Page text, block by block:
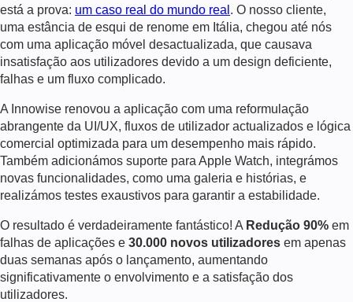
está a prova: um caso real do mundo real . O nosso cliente,
uma estância de esqui de renome em Itália, chegou até nós
com uma aplicação móvel desactualizada, que causava
insatisfação aos utilizadores devido a um design deficiente,
falhas e um fluxo complicado.
A Innowise renovou a aplicação com uma reformulação
abrangente da UI/UX, fluxos de utilizador actualizados e lógica
comercial optimizada para um desempenho mais rápido.
Também adicionámos suporte para Apple Watch, integrámos
novas funcionalidades, como uma galeria e histórias, e
realizámos testes exaustivos para garantir a estabilidade.
O resultado é verdadeiramente fantástico! A Redução 90% em
falhas de aplicações e 30.000 novos utilizadores em apenas
duas semanas após o lançamento, aumentando
significativamente o envolvimento e a satisfação dos
utilizadores.